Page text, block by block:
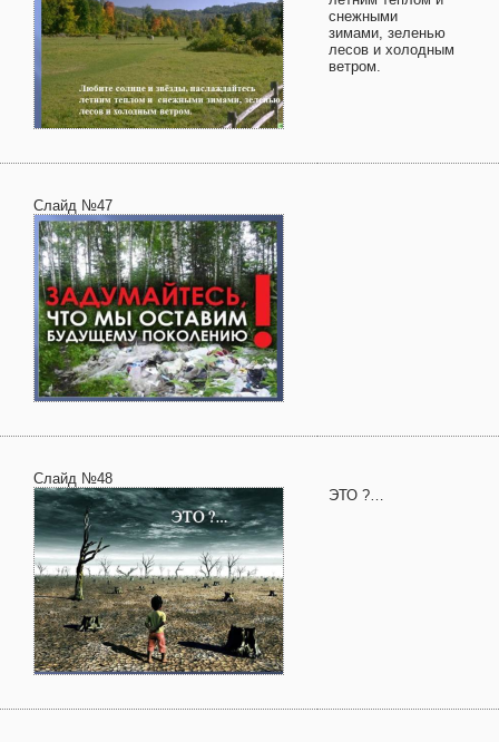
снежными
зимами, зеленью
лесов и холодным
ветром.
Слайд №47
Слайд №48
ЭТО ?…